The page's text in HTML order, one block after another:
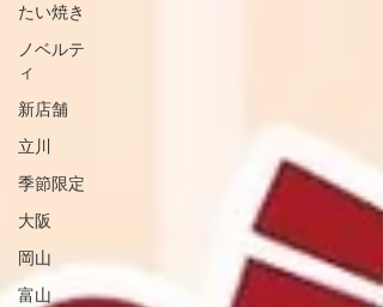
たい焼き
ノベルテ
ィ
新店舗
立川
季節限定
大阪
岡山
富山